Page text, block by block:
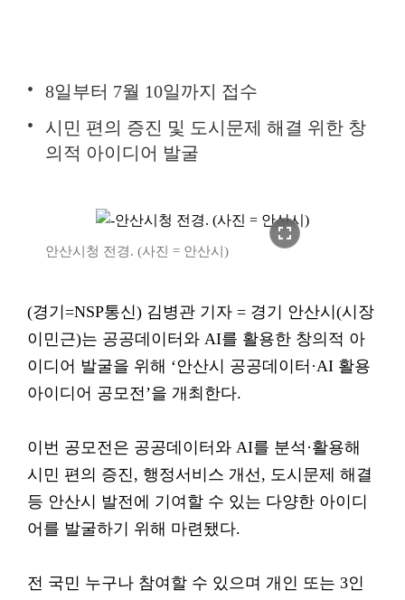
8일부터 7월 10일까지 접수
시민 편의 증진 및 도시문제 해결 위한 창
의적 아이디어 발굴
fullscreen
안산시청 전경. (사진 = 안산시)
(경기=NSP통신) 김병관 기자 = 경기 안산시(시장
이민근)는 공공데이터와 AI를 활용한 창의적 아
이디어 발굴을 위해 ‘안산시 공공데이터·AI 활용
아이디어 공모전’을 개최한다.
이번 공모전은 공공데이터와 AI를 분석·활용해
시민 편의 증진, 행정서비스 개선, 도시문제 해결
등 안산시 발전에 기여할 수 있는 다양한 아이디
어를 발굴하기 위해 마련됐다.
전 국민 누구나 참여할 수 있으며 개인 또는 3인